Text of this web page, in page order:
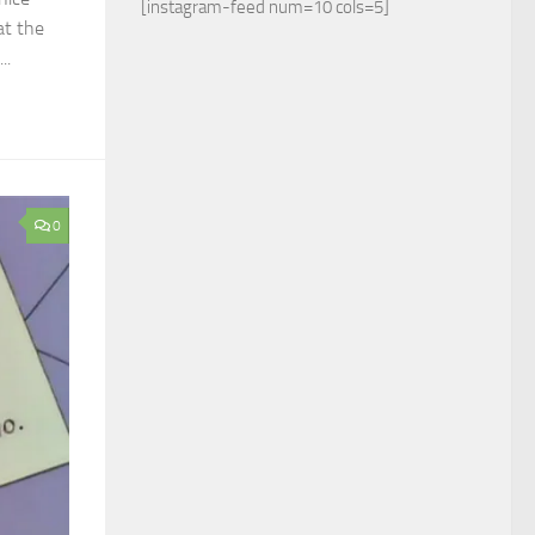
the
0
[instagram-feed num=10 cols=5]